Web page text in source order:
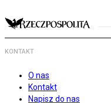
KONTAKT
O nas
Kontakt
Napisz do nas